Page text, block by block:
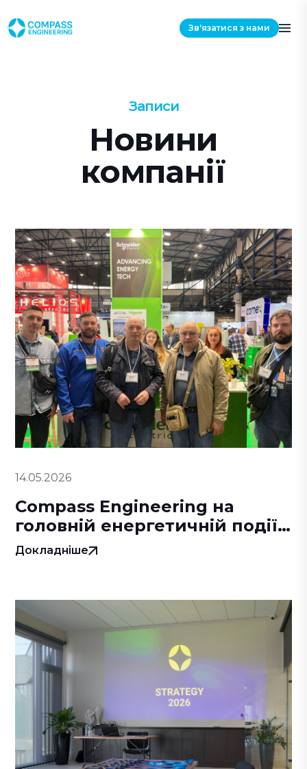
Зв'язатися з нами
Записи
Новини
компанії
14.05.2026
Compass Engineering на
головній енергетичній події
року
Докладніше